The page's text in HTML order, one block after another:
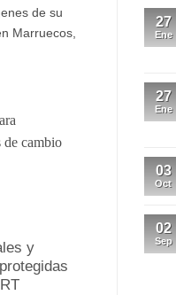
de su
Marruecos,
y
27
Ene
27
Ene
03
Oct
02
Sep